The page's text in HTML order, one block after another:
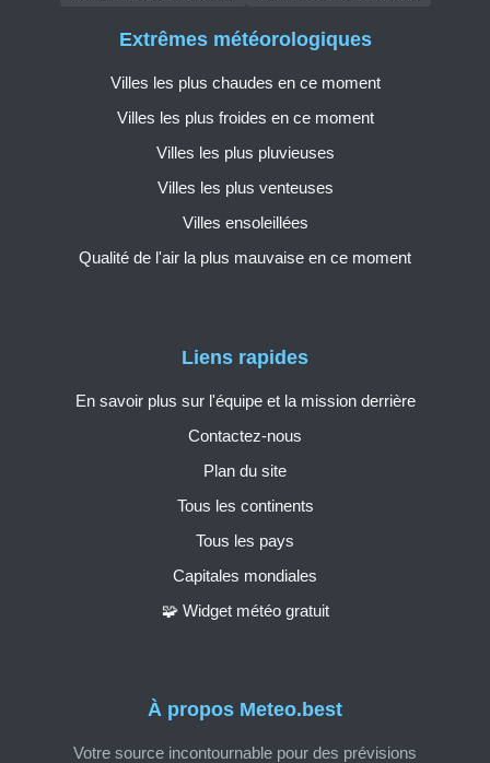
À propos Meteo.best
Votre source incontournable pour des prévisions
Liens rapides
En savoir plus sur l'équipe et la mission derrière
Contactez-nous
Plan du site
Tous les continents
Tous les pays
Capitales mondiales
🧩 Widget météo gratuit
Extrêmes météorologiques
Villes les plus chaudes en ce moment
Villes les plus froides en ce moment
Villes les plus pluvieuses
Villes les plus venteuses
Villes ensoleillées
Qualité de l'air la plus mauvaise en ce moment